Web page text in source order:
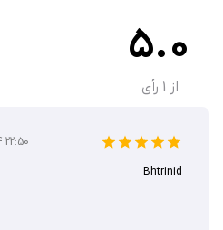
5.0
از 1 رأی
22:50
Bhtrinid